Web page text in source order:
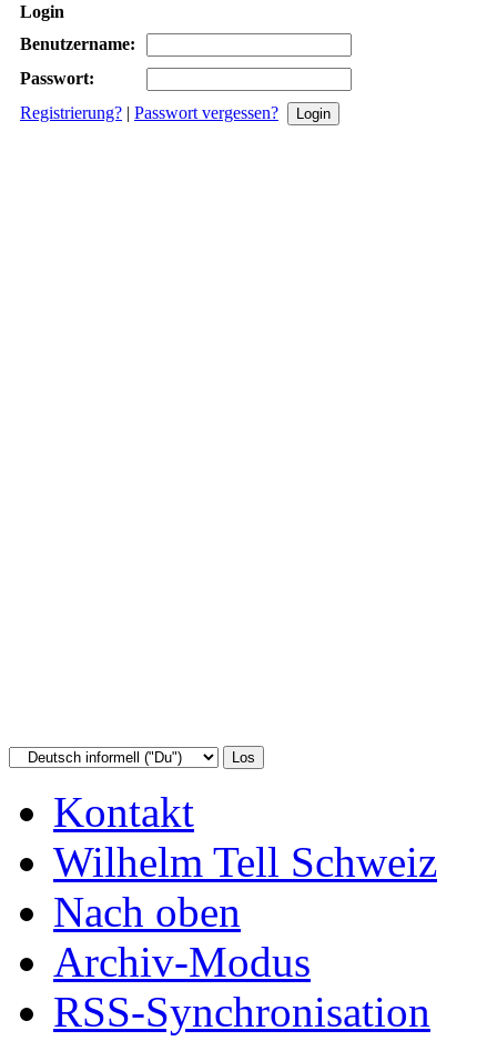
Login
Benutzername:
Passwort:
Registrierung? | Passwort vergessen?
Kontakt
Wilhelm Tell Schweiz
Nach oben
Archiv-Modus
RSS-Synchronisation